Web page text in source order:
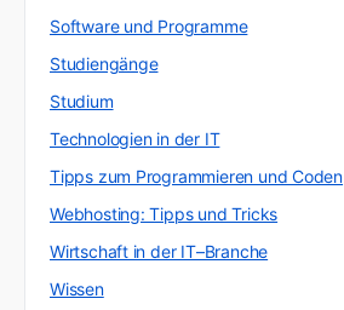
Software und Programme
Studiengänge
Studium
Technologien in der IT
Tipps zum Programmieren und Coden
Webhosting: Tipps und Tricks
Wirtschaft in der IT–Branche
Wissen